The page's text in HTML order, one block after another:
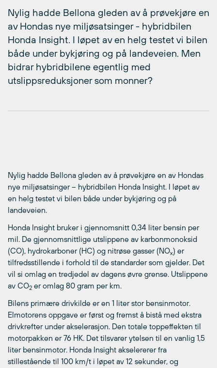
Nylig hadde Bellona gleden av å prøvekjøre en
av Hondas nye miljøsatsinger - hybridbilen
Honda Insight. I løpet av en helg testet vi bilen
både under bykjøring og på landeveien. Men
bidrar hybridbilene egentlig med
utslippsreduksjoner som monner?
Nylig hadde Bellona gleden av å prøvekjøre en av Hondas
nye miljøsatsinger – hybridbilen Honda Insight. I løpet av
en helg testet vi bilen både under bykjøring og på
landeveien.
Honda Insight bruker i gjennomsnitt 0,34 liter bensin per
mil. De gjennomsnittlige utslippene av karbonmonoksid
(CO), hydrokarboner (HC) og nitrøse gasser (NOx) er
tilfredsstillende i forhold til de standarder som gjelder. Det
vil si omlag en tredjedel av dagens øvre grense. Utslippene
av CO2 er omlag 80 gram per km.
Bilens primære drivkilde er en 1 liter stor bensinmotor.
Elmotorens oppgave er først og fremst å bistå med ekstra
drivkrefter under akselerasjon. Den totale toppeffekten til
motorpakken er 76 HK. Det tilsvarer ytelsen til en vanlig 1,5
liter bensinmotor. Honda Insight akselererer fra
stillestående til 100 km/t i løpet av 12 sekunder, og